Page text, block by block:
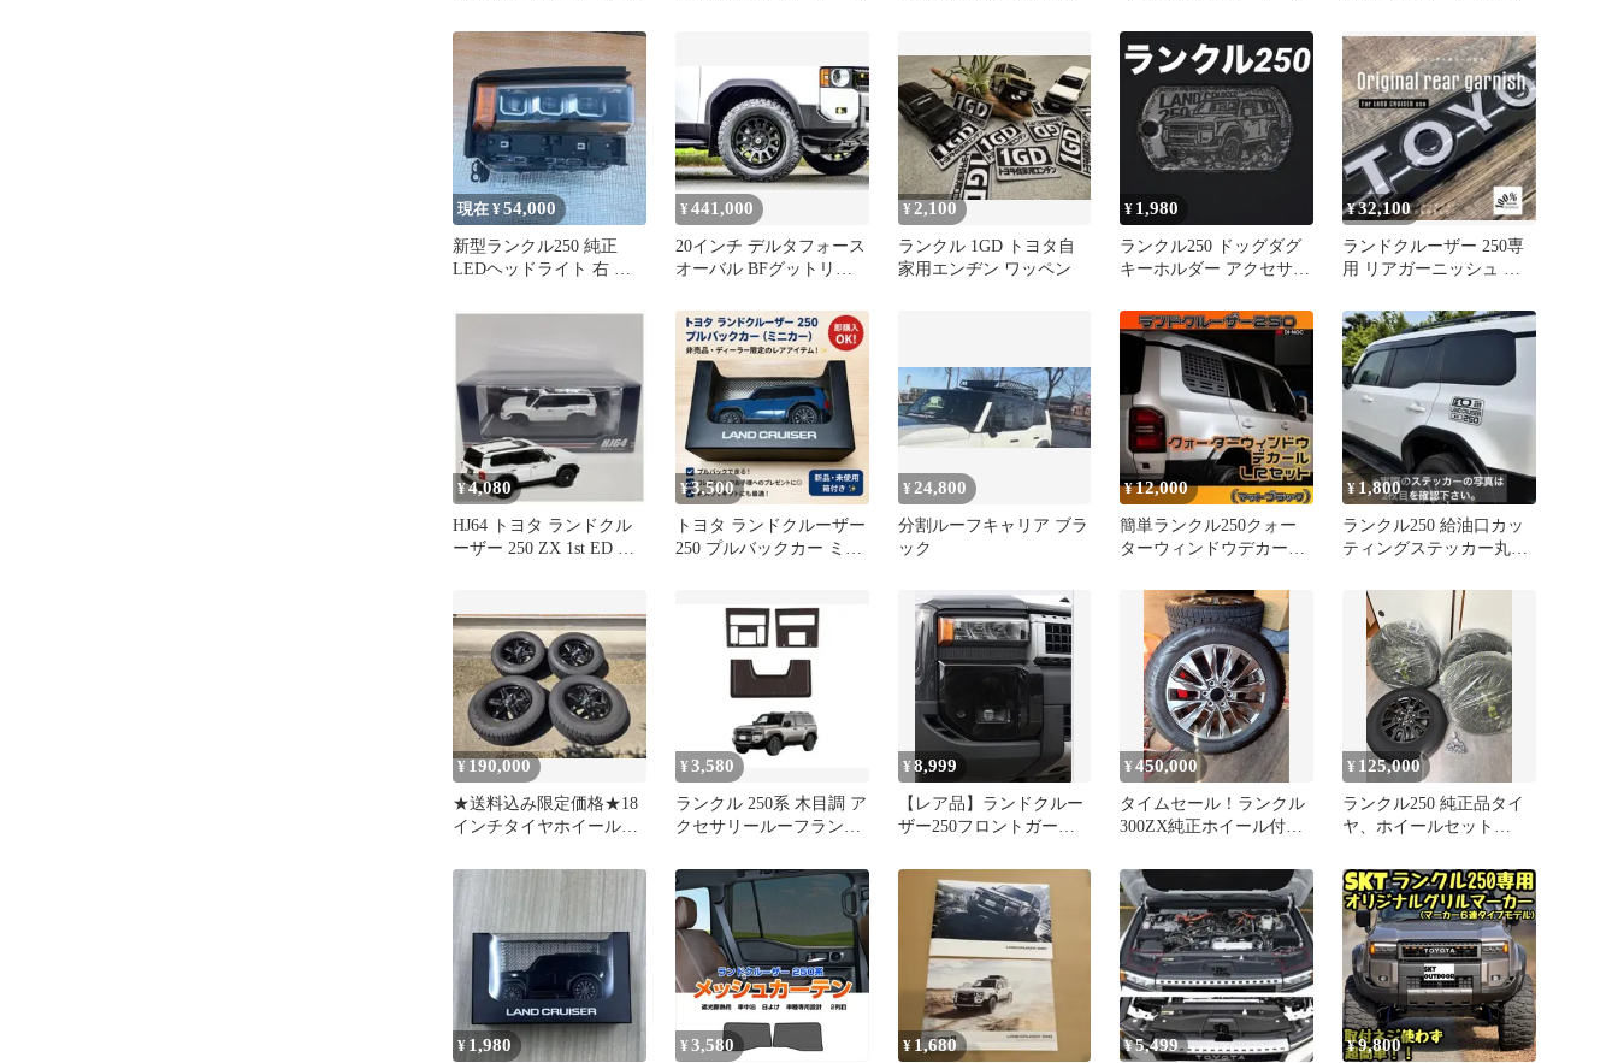
クル
物
現在 ¥54,000
新型ランクル250 純正
LEDヘッドライト 右 角
¥441,000
20インチ デルタフォース
オーバル BFグットリッ
¥ 2,100
ランクル 1GD トヨタ自
家用エンヂン ワッペン
¥ 1,980
ランクル250 ドッグダグ
キーホルダー アクセサリ
¥32,100
ランドクルーザー 250専
用 リアガーニッシュ ブ
¥4,080
HJ64 トヨタ ランドクル
ーザー 250 ZX 1st ED 白
¥3,500
トヨタ ランドクルーザー
250 プルバックカー ミニ
¥ 24,800
分割ルーフキャリア ブラ
ック
¥12,000
簡単ランクル250クォー
ターウィンドウデカール
クシート
¥ 1,800
ランクル250 給油口カッ
ティングステッカー丸目
¥ 190,000
★送料込み限定価格★18
インチタイヤホイールセ
250
¥3,580
ランクル 250系 木目調 ア
クセサリールーフランプ
¥8,999
【レア品】ランドクルー
ザー250フロントガーニ
¥450,000
タイムセール！ランクル
300ZX純正ホイール付き
¥ 125,000
ランクル250 純正品タイ
ヤ、ホイールセット
¥ 1,980 ¥ 3,580 ¥ 1,680 ¥5,499 ¥9,800